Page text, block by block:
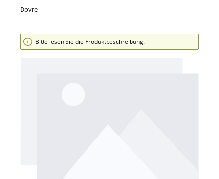
Dovre
Bildergalerie überspringen
Bitte lesen Sie die Produktbeschreibung.